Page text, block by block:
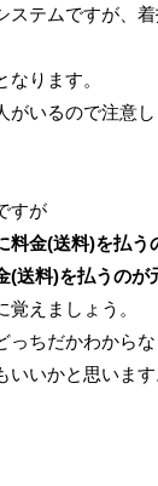
ステムですが、
なります。
いるので注意し
すが
料金(送料)を払う
(送料)を払うのが
えましょう。
っちだかわから
いかと思います